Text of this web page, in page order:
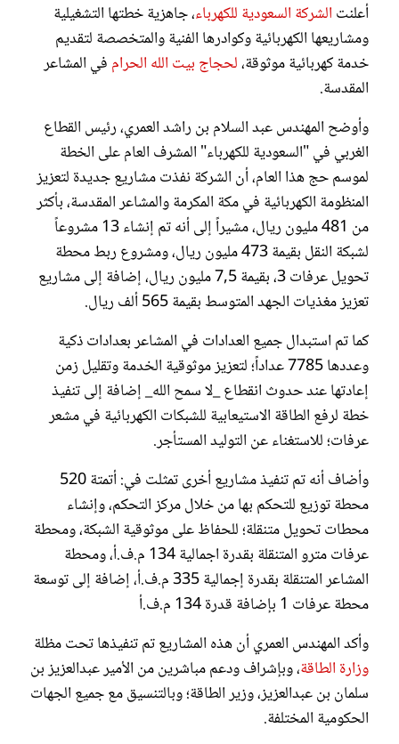
أعلنت الشركة السعودية للكهرباء، جاهزية خطتها التشغيلية
ومشاريعها الكهربائية وكوادرها الفنية والمتخصصة لتقديم
خدمة كهربائية موثوقة،لحجاج بيت الله الحرام في المشاعر
المقدسة.
وأوضح المهندس عبد السلام بن راشد العمري، رئيس القطاع
الغربي في "السعودية للكهرباء" المشرف العام على الخطة
لموسم حج هذا العام، أن الشركة نفذت مشاريع جديدة لتعزيز
المنظومة الكهربائية في مكة المكرمة والمشاعر المقدسة، بأكثر
من 481 مليون ريال، مشيراً إلى أنه تم إنشاء 13 مشروعاً
لشبكة النقل بقيمة 473 مليون ريال، ومشروع ربط محطة
تحويل عرفات 3، بقيمة 7,5 مليون ريال، إضافة إلى مشاريع
تعزيز مغذيات الجهد المتوسط بقيمة 565 ألف ريال.
كما تم استبدال جميع العدادات في المشاعر بعدادات ذكية
وعددها 7785 عداداً؛ لتعزيز موثوقية الخدمة وتقليل زمن
إعادتها عند حدوث انقطاع _لا سمح الله_ إضافة إلى تنفيذ
خطة لرفع الطاقة الاستيعابية للشبكات الكهربائية في مشعر
عرفات؛ للاستغناء عن التوليد المستأجر.
وأضاف أنه تم تنفيذ مشاريع أخرى تمثلت في: أتمتة 520
محطة توزيع للتحكم بها من خلال مركز التحكم، وإنشاء
محطات تحويل متنقلة؛ للحفاظ على موثوقية الشبكة، ومحطة
عرفات مترو المتنقلة بقدرة اجمالية 134 م.ف.أ، ومحطة
المشاعر المتنقلة بقدرة إجمالية 335 م.ف.أ، إضافة إلى توسعة
محطة عرفات 1 بإضافة قدرة 134 م.ف.أ
وأكد المهندس العمري أن هذه المشاريع تم تنفيذها تحت مظلة
وزارة الطاقة، وبإشراف ودعم مباشرين من الأمير عبدالعزيز بن
سلمان بن عبدالعزيز، وزير الطاقة؛ وبالتنسيق مع جميع الجهات
الحكومية المختلفة.